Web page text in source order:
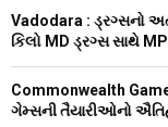
f
o
Vadodara : ડ્રગ્સનો
કિલો MD ડ્રગ્સ સાથે
Commonwealth
ગેમ્સની તૈયારીઓનો